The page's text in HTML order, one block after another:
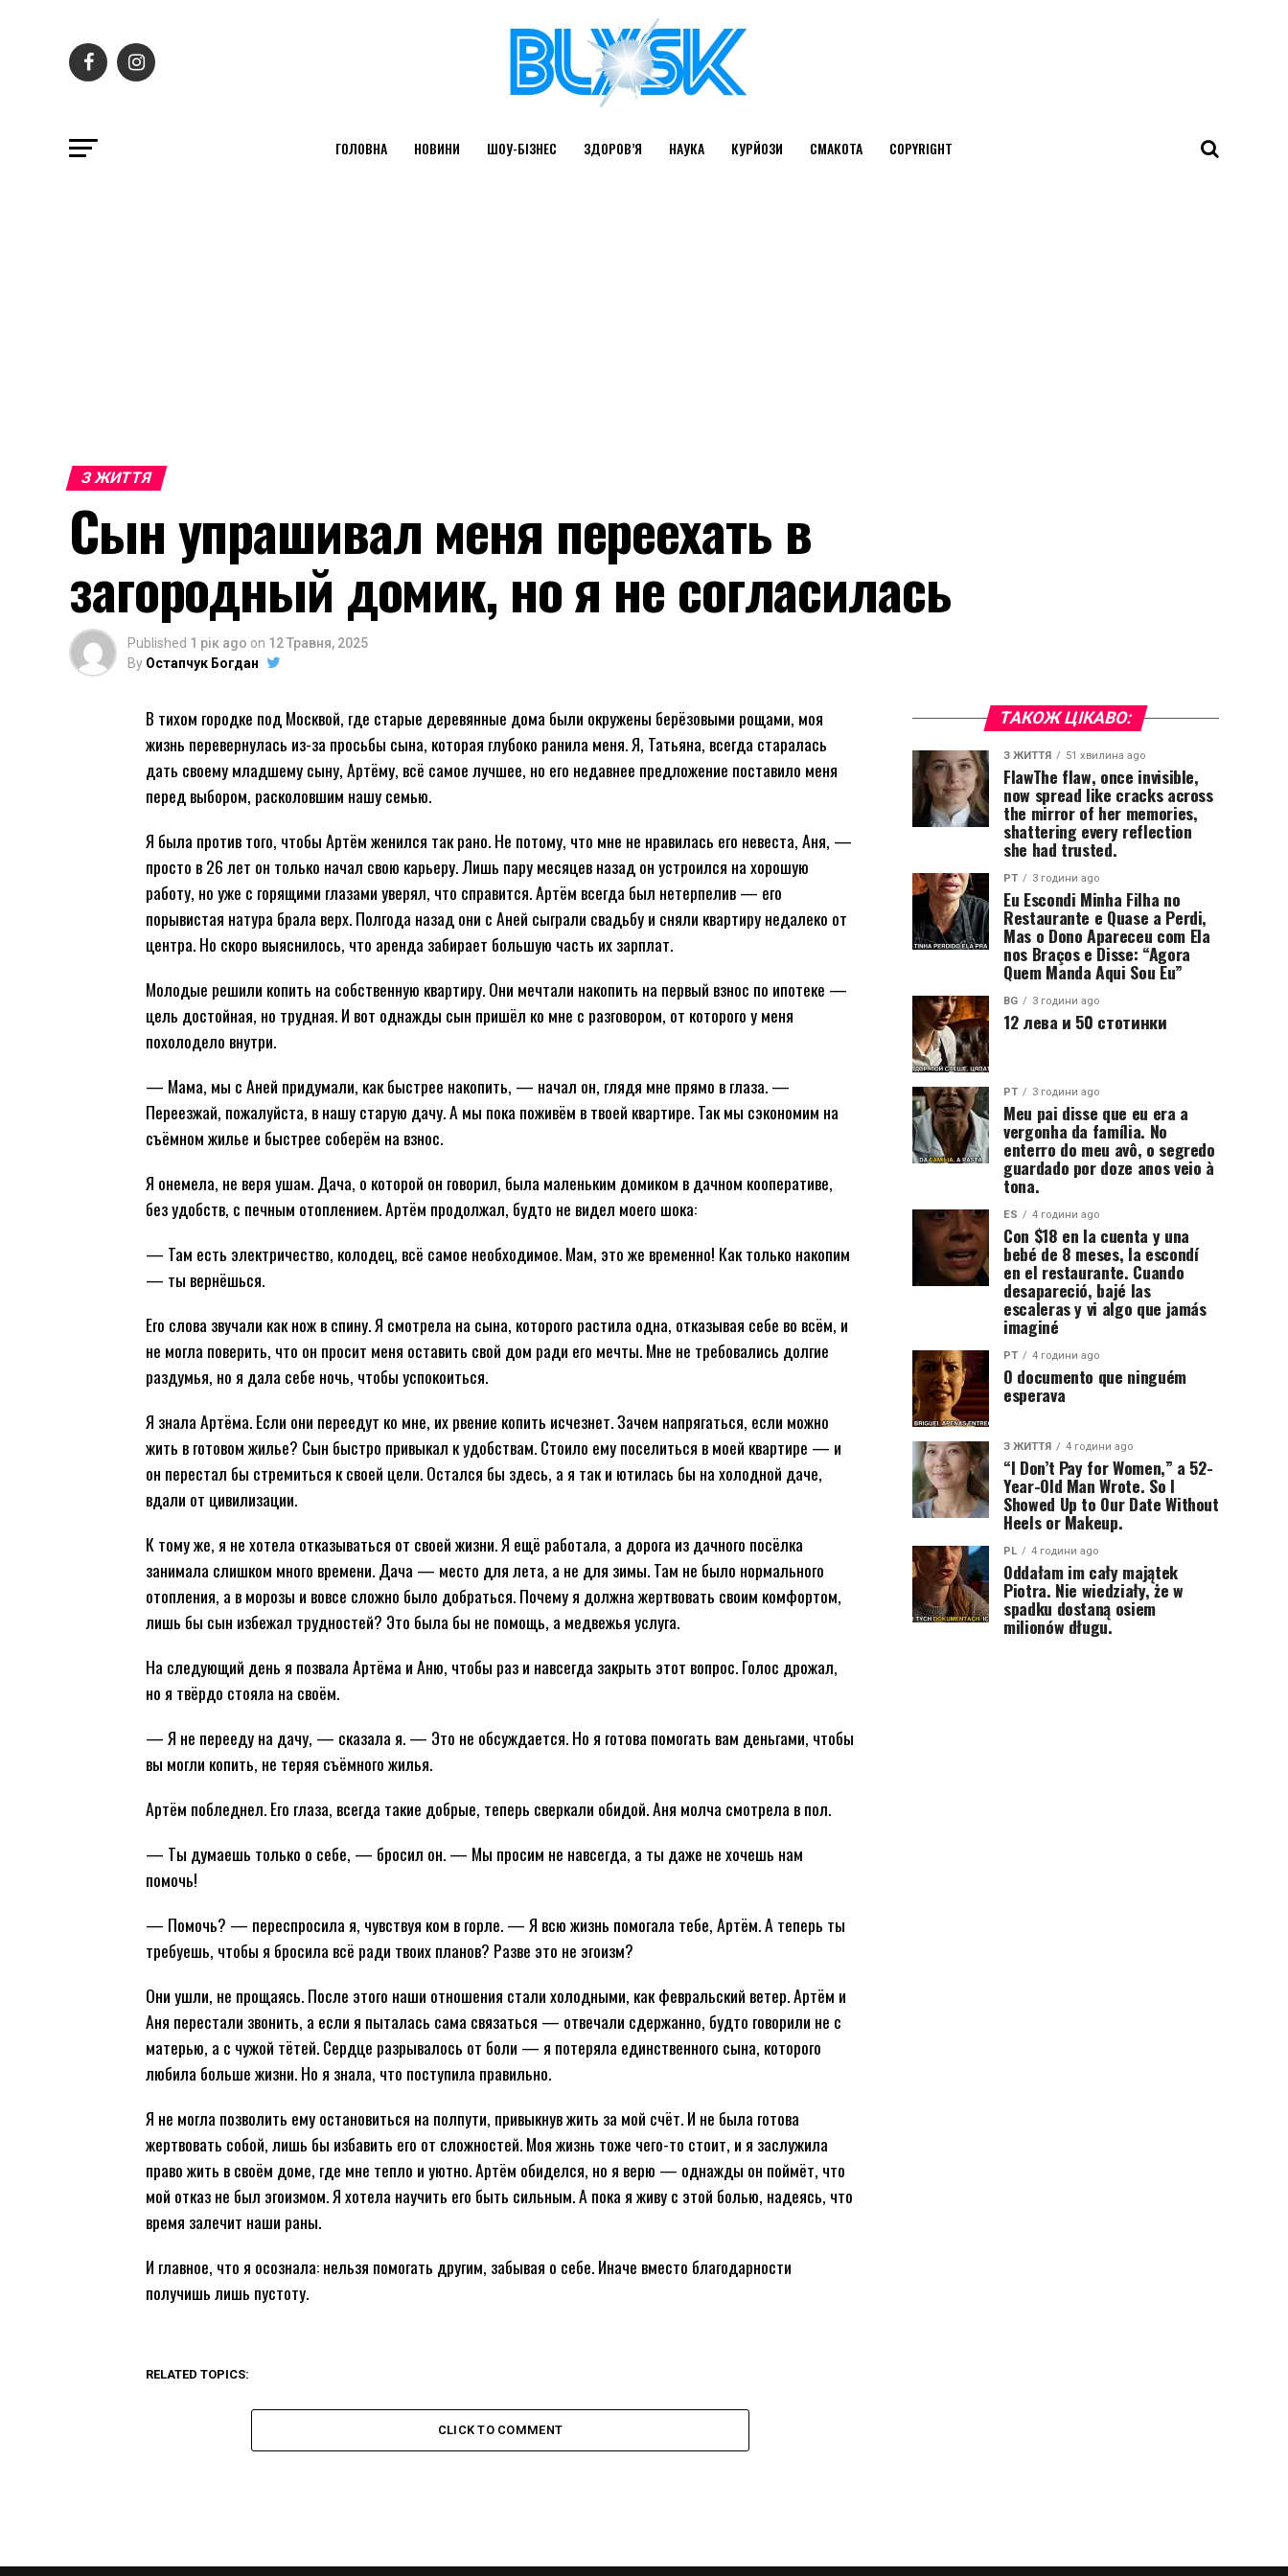
ГОЛОВНА НОВИНИ ШОУ-БІЗНЕС ЗДОРОВ’Я НАУКА КУРЙОЗИ СМАКОТА COPYRIGHT
З ЖИТТЯ
Сын упрашивал меня переехать в
загородный домик, но я не согласилась
Published 1 рік ago on 12 Травня, 2025
By Остапчук Богдан
В тихом городке под Москвой, где старые деревянные дома были окружены берёзовыми рощами, моя
жизнь перевернулась из-за просьбы сына, которая глубоко ранила меня. Я, Татьяна, всегда старалась
дать своему младшему сыну, Артёму, всё самое лучшее, но его недавнее предложение поставило меня
перед выбором, расколовшим нашу семью.
Я была против того, чтобы Артём женился так рано. Не потому, что мне не нравилась его невеста, Аня, —
просто в 26 лет он только начал свою карьеру. Лишь пару месяцев назад он устроился на хорошую
работу, но уже с горящими глазами уверял, что справится. Артём всегда был нетерпелив — его
порывистая натура брала верх. Полгода назад они с Аней сыграли свадьбу и сняли квартиру недалеко от
центра. Но скоро выяснилось, что аренда забирает большую часть их зарплат.
Молодые решили копить на собственную квартиру. Они мечтали накопить на первый взнос по ипотеке —
цель достойная, но трудная. И вот однажды сын пришёл ко мне с разговором, от которого у меня
похолодело внутри.
— Мама, мы с Аней придумали, как быстрее накопить, — начал он, глядя мне прямо в глаза. —
Переезжай, пожалуйста, в нашу старую дачу. А мы пока поживём в твоей квартире. Так мы сэкономим на
съёмном жилье и быстрее соберём на взнос.
Я онемела, не веря ушам. Дача, о которой он говорил, была маленьким домиком в дачном кооперативе,
без удобств, с печным отоплением. Артём продолжал, будто не видел моего шока:
— Там есть электричество, колодец, всё самое необходимое. Мам, это же временно! Как только накопим
— ты вернёшься.
Его слова звучали как нож в спину. Я смотрела на сына, которого растила одна, отказывая себе во всём, и
не могла поверить, что он просит меня оставить свой дом ради его мечты. Мне не требовались долгие
раздумья, но я дала себе ночь, чтобы успокоиться.
Я знала Артёма. Если они переедут ко мне, их рвение копить исчезнет. Зачем напрягаться, если можно
жить в готовом жилье? Сын быстро привыкал к удобствам. Стоило ему поселиться в моей квартире — и
он перестал бы стремиться к своей цели. Остался бы здесь, а я так и ютилась бы на холодной даче,
вдали от цивилизации.
К тому же, я не хотела отказываться от своей жизни. Я ещё работала, а дорога из дачного посёлка
занимала слишком много времени. Дача — место для лета, а не для зимы. Там не было нормального
отопления, а в морозы и вовсе сложно было добраться. Почему я должна жертвовать своим комфортом,
лишь бы сын избежал трудностей? Это была бы не помощь, а медвежья услуга.
На следующий день я позвала Артёма и Аню, чтобы раз и навсегда закрыть этот вопрос. Голос дрожал,
но я твёрдо стояла на своём.
— Я не перееду на дачу, — сказала я. — Это не обсуждается. Но я готова помогать вам деньгами, чтобы
вы могли копить, не теряя съёмного жилья.
Артём побледнел. Его глаза, всегда такие добрые, теперь сверкали обидой. Аня молча смотрела в пол.
— Ты думаешь только о себе, — бросил он. — Мы просим не навсегда, а ты даже не хочешь нам
помочь!
— Помочь? — переспросила я, чувствуя ком в горле. — Я всю жизнь помогала тебе, Артём. А теперь ты
требуешь, чтобы я бросила всё ради твоих планов? Разве это не эгоизм?
Они ушли, не прощаясь. После этого наши отношения стали холодными, как февральский ветер. Артём и
Аня перестали звонить, а если я пыталась сама связаться — отвечали сдержанно, будто говорили не с
матерью, а с чужой тётей. Сердце разрывалось от боли — я потеряла единственного сына, которого
любила больше жизни. Но я знала, что поступила правильно.
Я не могла позволить ему остановиться на полпути, привыкнув жить за мой счёт. И не была готова
жертвовать собой, лишь бы избавить его от сложностей. Моя жизнь тоже чего-то стоит, и я заслужила
право жить в своём доме, где мне тепло и уютно. Артём обиделся, но я верю — однажды он поймёт, что
мой отказ не был эгоизмом. Я хотела научить его быть сильным. А пока я живу с этой болью, надеясь, что
время залечит наши раны.
И главное, что я осознала: нельзя помогать другим, забывая о себе. Иначе вместо благодарности
получишь лишь пустоту.
RELATED TOPICS:
CLICK TO COMMENT
ТАКОЖ ЦІКАВО:
З ЖИТТЯ 51 хвилина ago
FlawThe flaw, once invisible,
now spread like cracks across
the mirror of her memories,
shattering every reflection
she had trusted.
PT 3 години ago
Eu Escondi Minha Filha no
Restaurante e Quase a Perdi,
Mas o Dono Apareceu com Ela
nos Braços e Disse: “Agora
Quem Manda Aqui Sou Eu”
BG 3 години ago
12 лева и 50 стотинки
PT 3 години ago
Meu pai disse que eu era a
vergonha da família. No
enterro do meu avô, o segredo
guardado por doze anos veio à
tona.
ES 4 години ago
Con $18 en la cuenta y una
bebé de 8 meses, la escondí
en el restaurante. Cuando
desapareció, bajé las
escaleras y vi algo que jamás
imaginé
PT 4 години ago
O documento que ninguém
esperava
З ЖИТТЯ 4 години ago
“I Don’t Pay for Women,” a 52-
Year-Old Man Wrote. So I
Showed Up to Our Date Without
Heels or Makeup.
PL 4 години ago
Oddałam im cały majątek
Piotra. Nie wiedziały, że w
spadku dostaną osiem
milionów długu.